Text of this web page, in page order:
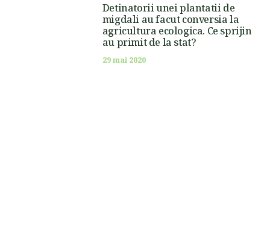
Detinatorii unei plantatii de
migdali au facut conversia la
agricultura ecologica. Ce sprijin
au primit de la stat?
29 mai 2020